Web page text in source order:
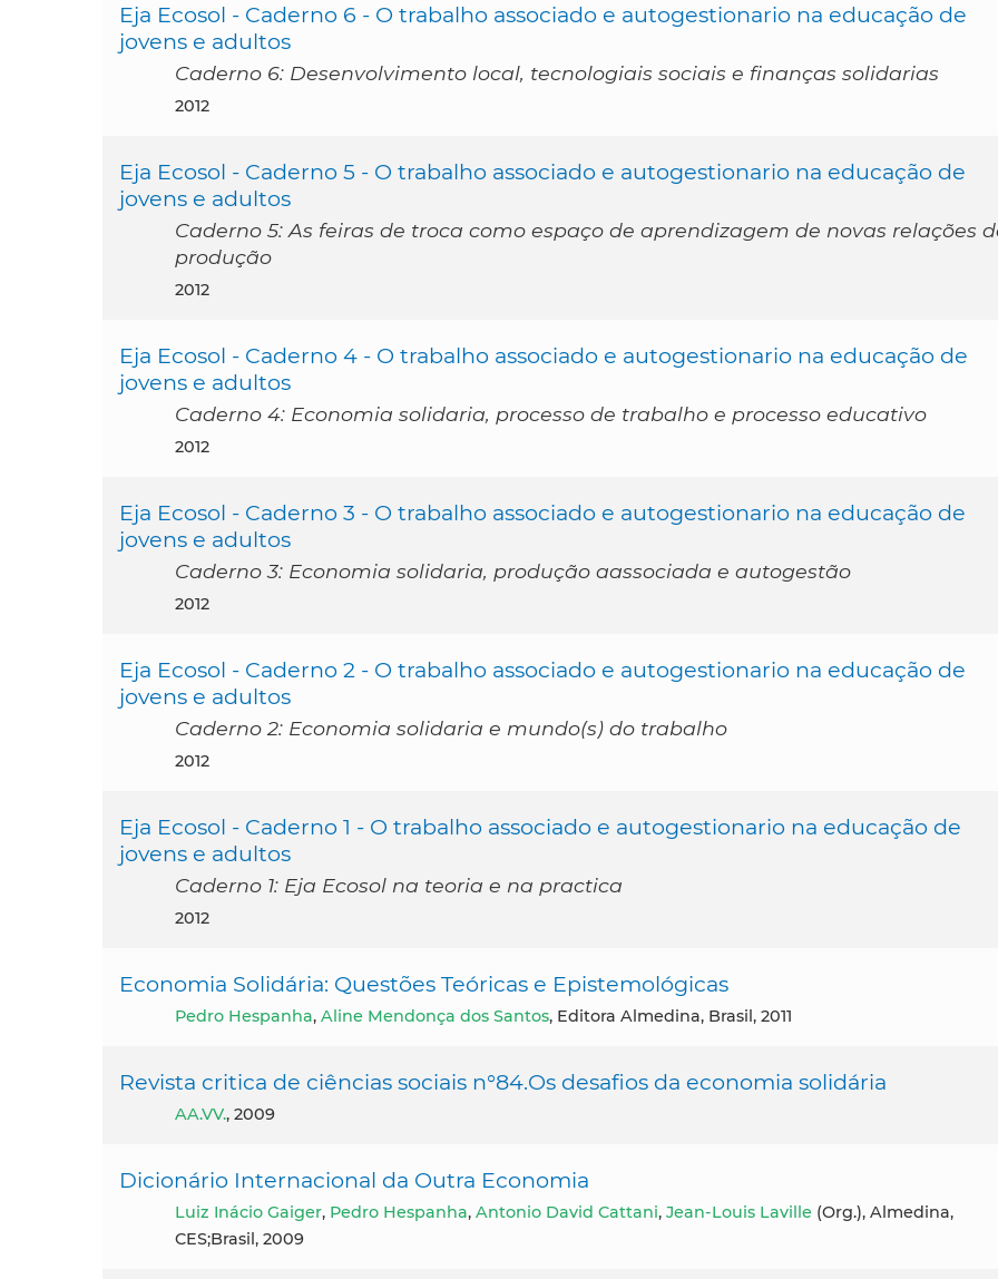
Eja Ecosol - Caderno 6 - O trabalho associado e autogestionario na educação de
jovens e adultos
Caderno 6: Desenvolvimento local, tecnologiais sociais e finanças solidarias
2012
Eja Ecosol - Caderno 5 - O trabalho associado e autogestionario na educação de
jovens e adultos
Caderno 5: As feiras de troca como espaço de aprendizagem de novas relações
produção
2012
Eja Ecosol - Caderno 4 - O trabalho associado e autogestionario na educação de
jovens e adultos
Caderno 4: Economia solidaria, processo de trabalho e processo educativo
2012
Eja Ecosol - Caderno 3 - O trabalho associado e autogestionario na educação de
jovens e adultos
Caderno 3: Economia solidaria, produção aassociada e autogestão
2012
Eja Ecosol - Caderno 2 - O trabalho associado e autogestionario na educação de
jovens e adultos
Caderno 2: Economia solidaria e mundo(s) do trabalho
2012
Eja Ecosol - Caderno 1 - O trabalho associado e autogestionario na educação de
jovens e adultos
Caderno 1: Eja Ecosol na teoria e na practica
2012
Economia Solidária: Questões Teóricas e Epistemológicas
Pedro Hespanha, Aline Mendonça dos Santos, Editora Almedina, Brasil, 2011
Revista critica de ciências sociais n°84.Os desafios da economia solidária
AA.VV., 2009
Dicionário Internacional da Outra Economia
Luiz Inácio Gaiger, Pedro Hespanha, Antonio David Cattani, Jean-Louis Laville (Org.), Almedina,
CES;Brasil, 2009